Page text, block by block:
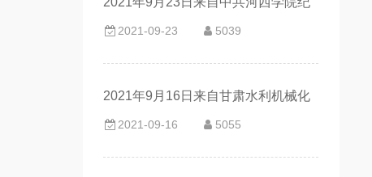
律检查委员会的客户评价
2021-09-23 5039
2021年9月16日来自甘肃水利机械化
工程有限责任公司的客户评价
2021-09-16 5055